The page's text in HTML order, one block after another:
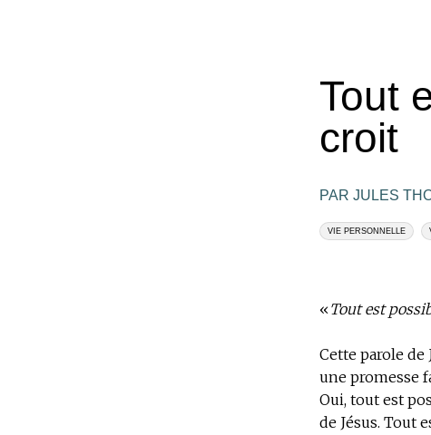
Tout
croit
PAR JULES
VIE PERSONNELLE
«Tout est
Cette parole de
une promesse
Oui, tout est
de Jésus. Tout